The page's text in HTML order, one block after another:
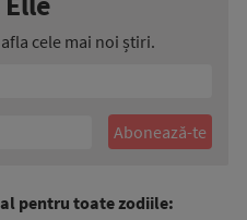
cele mai noi știri.
pentru toate zodiile: